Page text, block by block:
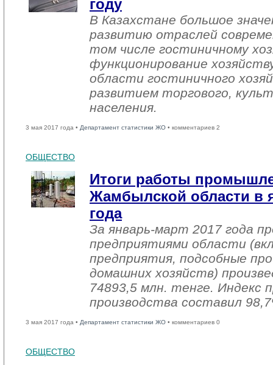
году
В Казахстане большое
развитию отраслей
том числе гостиничному
функционирование
области гостиничного
развитием торгового,
населения.
3 мая 2017 года • Департамент статистики ЖО • комментариев 2
ОБЩЕСТВО
Итоги работы
Жамбылской области в
года
За январь-март 2017 года
предприятиями области
предприятия, подсобные
домашних хозяйств)
74893,5 млн. тенге. Индекс
производства составил
3 мая 2017 года • Департамент статистики ЖО • комментариев 0
ОБЩЕСТВО